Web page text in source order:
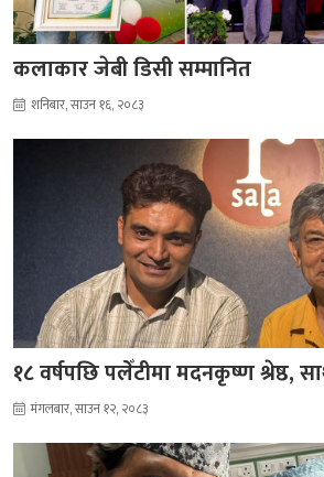
कलाकार जेबी डिसी सम्मानित
शनिबार, साउन १६, २०८३
१८ वर्षपछि पलेँटीमा मदनकृष्ण श्रेष्ठ,
मंगलबार, साउन १२, २०८३